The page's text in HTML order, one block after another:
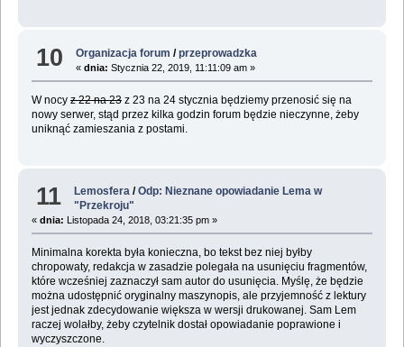
10 Organizacja forum /przeprowadzka
«dnia: Stycznia 22, 2019, 11:11:09 am »
W nocy z 22 na 23z 23 na 24 stycznia będziemy przenosić się na
nowy serwer, stąd przez kilka godzin forum będzie nieczynne, żeby
uniknąć zamieszania z postami.
11 Lemosfera /Odp: Nieznane opowiadanie Lema w
"Przekroju"
« dnia: Listopada 24, 2018, 03:21:35 pm »
Minimalna korekta była konieczna, bo tekst bez niej byłby
chropowaty, redakcja w zasadzie polegała na usunięciu fragmentów,
które wcześniej zaznaczył sam autor do usunięcia. Myślę, że będzie
można udostępnić oryginalny maszynopis, ale przyjemność z lektury
jest jednak zdecydowanie większa w wersji drukowanej. Sam Lem
raczej wolałby, żeby czytelnik dostał opowiadanie poprawione i
wyczyszczone.